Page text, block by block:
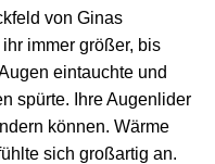
von Ginas
immer größer, bis
eintauchte und
spürte. Ihre Augenlider
können. Wärme
sich großartig an.